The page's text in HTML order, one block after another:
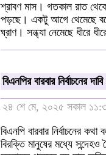
শ্রাবণ মাস। গতকাল রাত
পড়ছে। একটু আগে থেমেছে
ঘ্রাণ। সন্ধ্যা নেমেছে ধীরে
বিএনপির বারবার নির্বাচনের
২৪ শে মে, ২০২৫ সকাল
বিএনপি বারবার নির্বাচনের
বিরক্তি মানুষের মধ্যে